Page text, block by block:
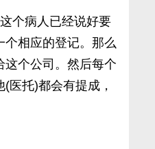
个病人已经说好要
个相应的登记。那么
这个公司。然后每个
医托)都会有提成，